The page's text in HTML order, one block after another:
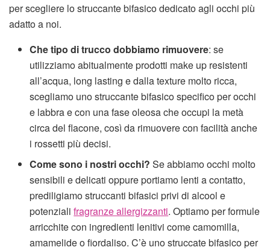
per scegliere lo struccante bifasico dedicato agli occhi più
adatto a noi.
Che tipo di trucco dobbiamo rimuovere: se
utilizziamo abitualmente prodotti make up resistenti
all’acqua, long lasting e dalla texture molto ricca,
scegliamo uno struccante bifasico specifico per occhi
e labbra e con una fase oleosa che occupi la metà
circa del flacone, così da rimuovere con facilità anche
i rossetti più decisi.
Come sono i nostri occhi?Se abbiamo occhi molto
sensibili e delicati oppure portiamo lenti a contatto,
prediligiamo struccanti bifasici privi di alcool e
potenzialifragranze allergizzanti. Optiamo per formule
arricchite con ingredienti lenitivi come camomilla,
amamelide o fiordaliso. C’è uno struccate bifasico per